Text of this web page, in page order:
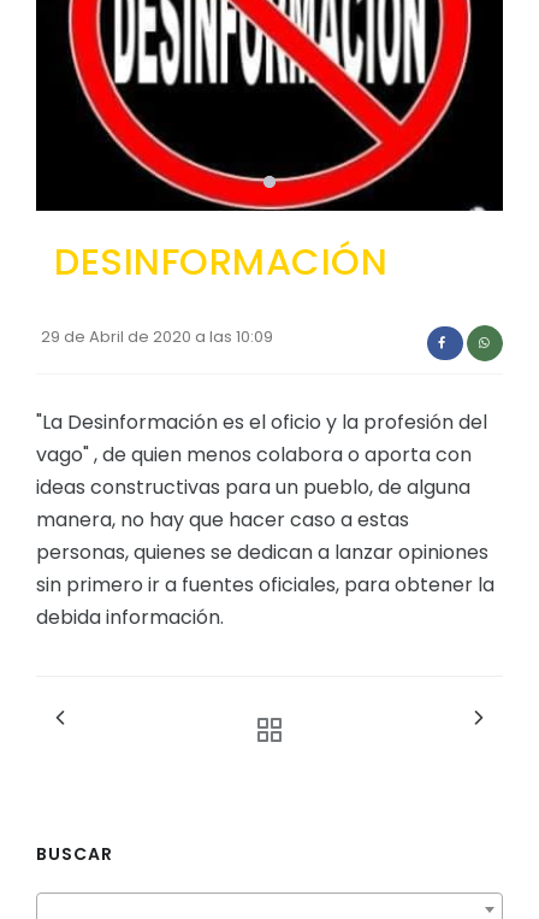
Convocatorias
GESTIÓN ADMINISTRATIVA
Plan de desarrollo y Ordenamiento Territorial -
Plan Anual Contratación - PAC
Plan Operativo Anual - POA
Convenios Institucionales
Cédulas presupuestarias y balances
Ejecución Presupuestaria
Obras y proyectos
DESINFORMACIÓN
29 de Abril de 2020 a las 10:09
"La Desinformación es el oficio y la profesión del
vago" , de quien menos colabora o aporta con
ideas constructivas para un pueblo, de alguna
manera, no hay que hacer caso a estas
personas, quienes se dedican a lanzar opiniones
sin primero ir a fuentes oficiales, para obtener la
debida información.
BUSCAR